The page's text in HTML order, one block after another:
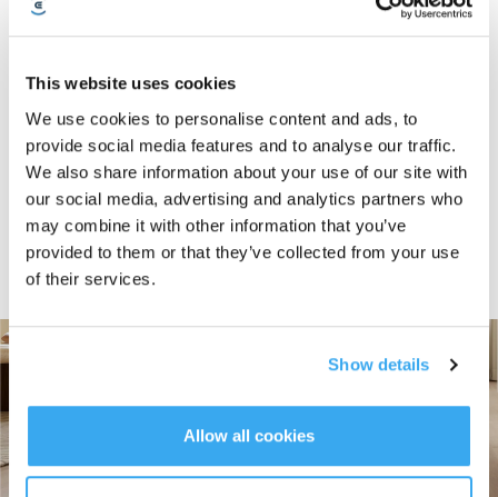
This website uses cookies
We use cookies to personalise content and ads, to
provide social media features and to analyse our traffic.
We also share information about your use of our site with
our social media, advertising and analytics partners who
may combine it with other information that you’ve
provided to them or that they’ve collected from your use
of their services.
Show details
Allow all cookies
Интеллектуальная система тройного подъема DEEBOT T90 OMNI
ролик швабры автоматически поднимается, предотвращая увлажнение,
разливах жидкости обе щетки поднимаются для предотвращения
перекрестного загрязнения, удаляя стойкие пятна с помощью точной
мойки по сетчатому шаблону или легкие разливы с помощью
эффективной тройной мойки. При крупном мусоре боковая щетка
убирается для предотвращения разбрасывания, а мощность
всасывания увеличивается. Созданная для бесшовного разделения
сухой и влажной уборки и адаптивной производительности, она
гарантирует, что каждая уборка будет мощной, точной и безопасной для
полов — так что вы всегда возвращаетесь к безупречно чистым полам